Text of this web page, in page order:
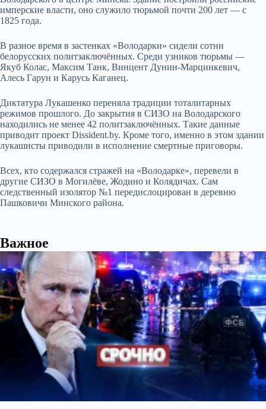
имперские власти, оно служило тюрьмой почти 200 лет — с
1825 года.
В разное время в застенках «Володарки» сидели сотни
белорусских политзаключённых. Среди узников тюрьмы —
Якуб Колас, Максим Танк, Винцент Дунин-Марцинкевич,
Алесь Гарун и Карусь Каганец.
Диктатура Лукашенко переняла традиции тоталитарных
режимов прошлого. До закрытия в СИЗО на Володарского
находились не менее 42 политзаключённых. Такие данные
приводит проект Dissident.by. Кроме того, именно в этом здании
лукашисты приводили в исполнение смертные приговоры.
Всех, кто содержался стражей на «Володарке», перевели в
другие СИЗО в Могилёве, Жодино и Колядичах. Сам
следственный изолятор №1 передислоцирован в деревню
Пашковичи Минского района.
Важное